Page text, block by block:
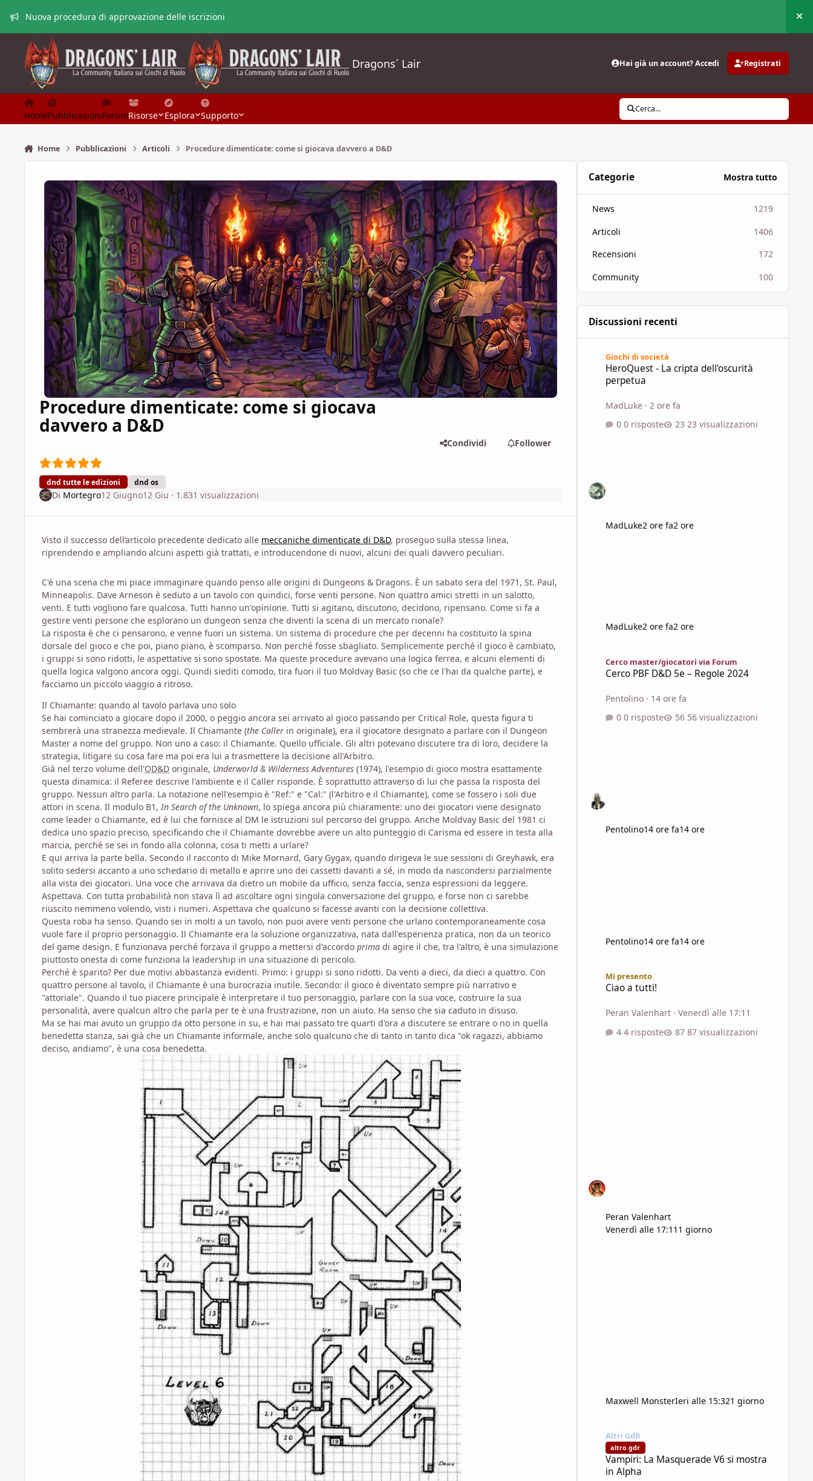
Nuova procedura di approvazione delle iscrizioni
Dragons´ Lair Hai già un account? Accedi Registrati
HomePubblicazioniForumRisorse Esplora Supporto
Cerca...
Home Pubblicazioni Articoli Procedure dimenticate: come si giocava davvero a D&D
Procedure dimenticate: come si giocava
davvero a D&D
dnd tutte le edizioni dnd os
Condividi Follower
Di Mortegro12 Giugno12 Giu · 1.831 visualizzazioni
Visto il successo dell’articolo precedente dedicato alle meccaniche dimenticate di D&D, proseguo sulla stessa linea,
riprendendo e ampliando alcuni aspetti già trattati, e introducendone di nuovi, alcuni dei quali davvero peculiari.
C'è una scena che mi piace immaginare quando penso alle origini di Dungeons & Dragons. È un sabato sera del 1971, St. Paul,
Minneapolis. Dave Arneson è seduto a un tavolo con quindici, forse venti persone. Non quattro amici stretti in un salotto,
venti. E tutti vogliono fare qualcosa. Tutti hanno un'opinione. Tutti si agitano, discutono, decidono, ripensano. Come si fa a
gestire venti persone che esplorano un dungeon senza che diventi la scena di un mercato rionale?
La risposta è che ci pensarono, e venne fuori un sistema. Un sistema di procedure che per decenni ha costituito la spina
dorsale del gioco e che poi, piano piano, è scomparso. Non perché fosse sbagliato. Semplicemente perché il gioco è cambiato,
i gruppi si sono ridotti, le aspettative si sono spostate. Ma queste procedure avevano una logica ferrea, e alcuni elementi di
quella logica valgono ancora oggi. Quindi siediti comodo, tira fuori il tuo Moldvay Basic (so che ce l'hai da qualche parte), e
facciamo un piccolo viaggio a ritroso.
Il Chiamante: quando al tavolo parlava uno solo
Se hai cominciato a giocare dopo il 2000, o peggio ancora sei arrivato al gioco passando per Critical Role, questa figura ti
sembrerà una stranezza medievale. Il Chiamante (the Caller in originale), era il giocatore designato a parlare con il Dungeon
Master a nome del gruppo. Non uno a caso: il Chiamante. Quello ufficiale. Gli altri potevano discutere tra di loro, decidere la
strategia, litigare su cosa fare ma poi era lui a trasmettere la decisione all'Arbitro.
Già nel terzo volume dell'OD&D originale, Underworld & Wilderness Adventures (1974), l'esempio di gioco mostra esattamente
questa dinamica: il Referee descrive l'ambiente e il Caller risponde. È soprattutto attraverso di lui che passa la risposta del
gruppo. Nessun altro parla. La notazione nell'esempio è "Ref:" e "Cal:" (l'Arbitro e il Chiamante), come se fossero i soli due
attori in scena. Il modulo B1,In Search of the Unknown, lo spiega ancora più chiaramente: uno dei giocatori viene designato
come leader o Chiamante, ed è lui che fornisce al DM le istruzioni sul percorso del gruppo. Anche Moldvay Basic del 1981 ci
dedica uno spazio preciso, specificando che il Chiamante dovrebbe avere un alto punteggio di Carisma ed essere in testa alla
marcia, perché se sei in fondo alla colonna, cosa ti metti a urlare?
E qui arriva la parte bella. Secondo il racconto di Mike Mornard, Gary Gygax, quando dirigeva le sue sessioni di Greyhawk, era
solito sedersi accanto a uno schedario di metallo e aprire uno dei cassetti davanti a sé, in modo da nascondersi parzialmente
alla vista dei giocatori. Una voce che arrivava da dietro un mobile da ufficio, senza faccia, senza espressioni da leggere.
Aspettava. Con tutta probabilità non stava lì ad ascoltare ogni singola conversazione del gruppo, e forse non ci sarebbe
riuscito nemmeno volendo, visti i numeri. Aspettava che qualcuno si facesse avanti con la decisione collettiva.
Questa roba ha senso. Quando sei in molti a un tavolo, non puoi avere venti persone che urlano contemporaneamente cosa
vuole fare il proprio personaggio. Il Chiamante era la soluzione organizzativa, nata dall'esperienza pratica, non da un teorico
del game design. E funzionava perché forzava il gruppo a mettersi d'accordo prima di agire il che, tra l'altro, è una simulazione
piuttosto onesta di come funziona la leadership in una situazione di pericolo.
Perché è sparito? Per due motivi abbastanza evidenti. Primo: i gruppi si sono ridotti. Da venti a dieci, da dieci a quattro. Con
quattro persone al tavolo, il Chiamante è una burocrazia inutile. Secondo: il gioco è diventato sempre più narrativo e
"attoriale". Quando il tuo piacere principale è interpretare il tuo personaggio, parlare con la sua voce, costruire la sua
personalità, avere qualcun altro che parla per te è una frustrazione, non un aiuto. Ha senso che sia caduto in disuso.
Ma se hai mai avuto un gruppo da otto persone in su, e hai mai passato tre quarti d'ora a discutere se entrare o no in quella
benedetta stanza, sai già che un Chiamante informale, anche solo qualcuno che di tanto in tanto dica "ok ragazzi, abbiamo
deciso, andiamo", è una cosa benedetta.
Categorie Mostra tutto
News
1219
Articoli
1406
Recensioni
172
Community
100
Discussioni recenti
Giochi di società
HeroQuest - La cripta dell'oscurità
perpetua
MadLuke· 2 ore fa
0 risposte
23 visualizzazioni
MadLuke2 ore fa2 ore
MadLuke2 ore fa2 ore
Cerco master/giocatori via Forum
Cerco PBF D&D 5e – Regole 2024
Pentolino· 14 ore fa
0 risposte
56 visualizzazioni
Pentolino14 ore fa14 ore
Pentolino14 ore fa14 ore
Mi presento
Ciao a tutti!
Peran Valenhart· Venerdì alle 17:11
4 risposte
87 visualizzazioni
Peran Valenhart
Venerdì alle 17:11 1 giorno
Maxwell MonsterIeri alle 15:321 giorno
Altri GdR
altro gdr
Vampiri: La Masquerade V6 si mostra
in Alpha